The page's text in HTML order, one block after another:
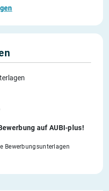
auf AUBI-plus!
Bewerbungsunterlagen